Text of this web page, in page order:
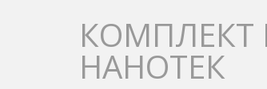
КОМПЛЕКТ
НАНОТЕК